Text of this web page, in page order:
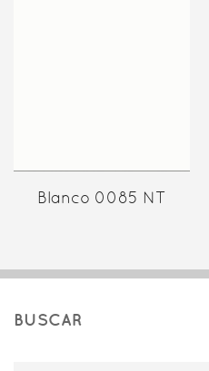
Blanco 0085 NT
BUSCAR